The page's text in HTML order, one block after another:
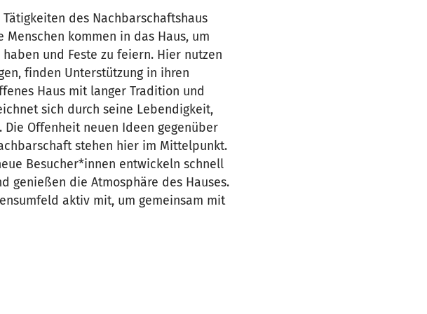
des Nachbarschaftshaus
kommen in das Haus, um
und Feste zu feiern. Hier nutzen
finden Unterstützung in ihren
Haus mit langer Tradition und
sich durch seine Lebendigkeit,
Offenheit neuen Ideen gegenüber
stehen hier im Mittelpunkt.
Besucher*innen entwickeln schnell
genießen die Atmosphäre des Hauses.
aktiv mit, um gemeinsam mit